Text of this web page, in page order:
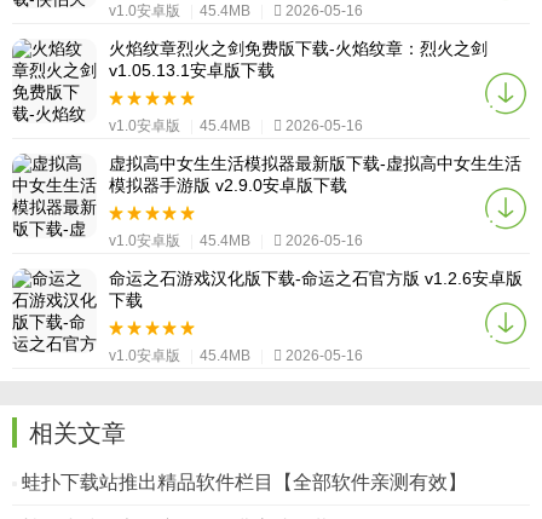
v1.0安卓版 45.4MB 2026-05-16
火焰纹章烈火之剑免费版下载-火焰纹章：烈火之剑
v1.05.13.1安卓版下载
v1.0安卓版 45.4MB 2026-05-16
虚拟高中女生生活模拟器最新版下载-虚拟高中女生生活
模拟器手游版 v2.9.0安卓版下载
v1.0安卓版 45.4MB 2026-05-16
命运之石游戏汉化版下载-命运之石官方版 v1.2.6安卓版
下载
v1.0安卓版 45.4MB 2026-05-16
相关文章
蛙扑下载站推出精品软件栏目【全部软件亲测有效】